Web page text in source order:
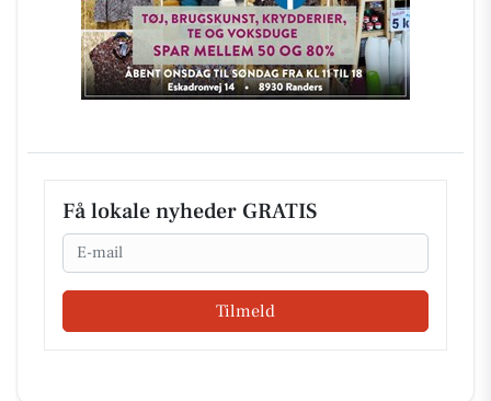
Få lokale nyheder GRATIS
Email
Tilmeld